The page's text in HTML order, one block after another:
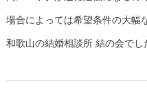
場合によっては希望条件の大幅
和歌山の結婚相談所 結の会でし